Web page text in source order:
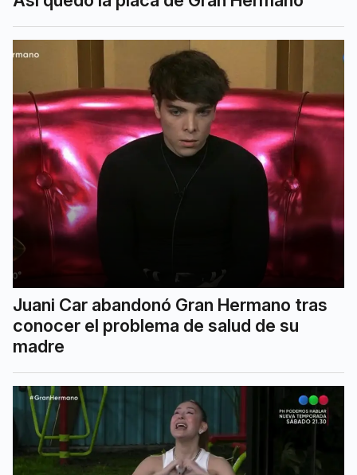
Juani Car abandonó Gran Hermano tras
conocer el problema de salud de su
madre